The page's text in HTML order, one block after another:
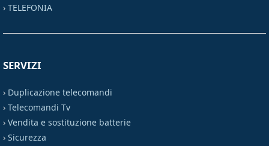
› TELEFONIA
SERVIZI
› Duplicazione telecomandi
› Telecomandi Tv
› Vendita e sostituzione batterie
› Sicurezza